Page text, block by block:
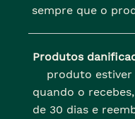
sempre que o
Produtos
produto
quando o
de 30 dias e